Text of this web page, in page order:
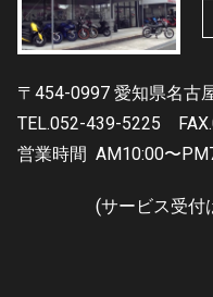
〒454-0997 愛知県名古
TEL.052-439-5225
営業時間 AM10:00〜
(サービス受付